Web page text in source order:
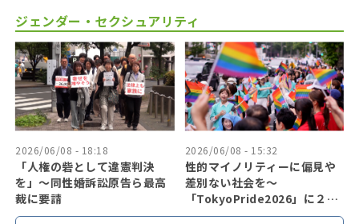
ジェンダー・セクシュアリティ
2026/06/08 - 18:18
「人権の砦として違憲判決
を」〜同性婚訴訟原告ら最高
裁に要請
2026/06/08 - 15:32
性的マイノリティーに偏見や
差別ない社会を〜
「TokyoPride2026」に２７
万人